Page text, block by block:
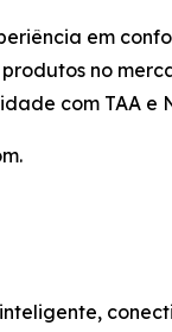
em
no
com TAA e